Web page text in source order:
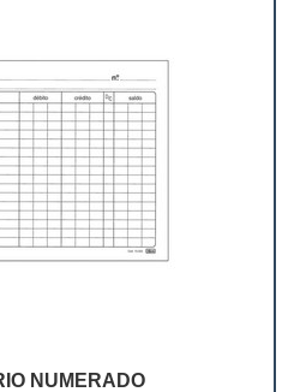
NUMERADO